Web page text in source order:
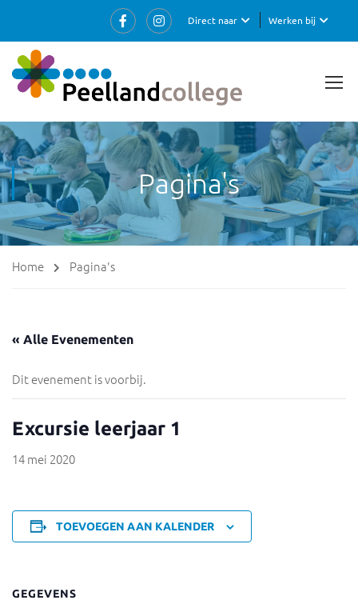
Werken bij
Direct naar
Pagina's
Home Pagina's
« Alle Evenementen
Dit evenement is voorbij.
Excursie leerjaar 1
14 mei 2020
TOEVOEGEN AAN KALENDER
GEGEVENS